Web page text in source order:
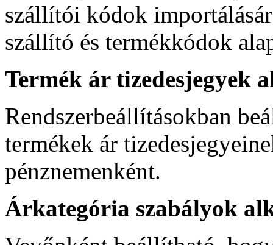
szállítói kódok
szállító és termékkódok
Termék ár tizedesjegyek
Rendszerbeállításokban
termékek ár
pénznemenként.
Árkategória szabályok